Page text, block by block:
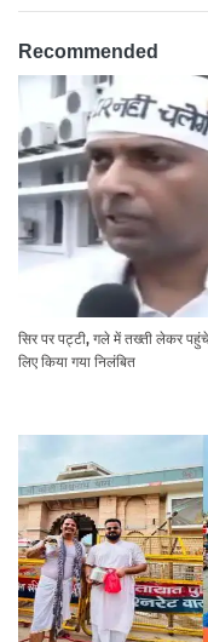
Recommended
सिर पर पट्टी, गले में तख्ती लेकर
लिए किया गया निलंबित